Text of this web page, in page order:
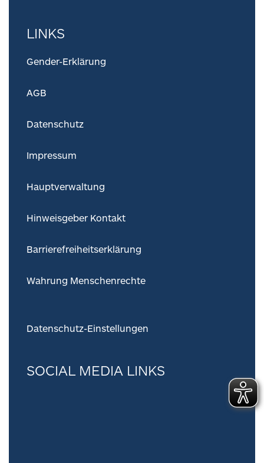
LINKS
Gender-Erklärung
AGB
Datenschutz
Impressum
Hauptverwaltung
Hinweisgeber Kontakt
Barrierefreiheitserklärung
Wahrung Menschenrechte
Datenschutz-Einstellungen
SOCIAL MEDIA LINKS